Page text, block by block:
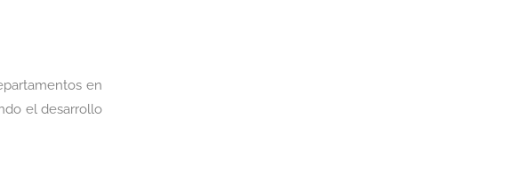
en
el desarrollo